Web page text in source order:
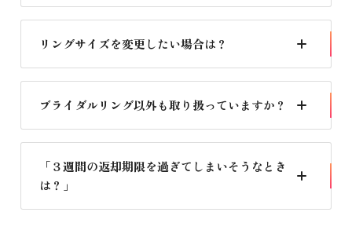
もちろん大丈夫です。できれば事前にご連絡いただけると
スムーズです。
リングサイズを変更したい場合は？
ご購入から一年以内でしたら一回まで無料で変更が可能で
す（プロポーズリングは除く）。その後は有料にて承って
おります。
ブライダルリング以外も取り扱っていますか？
ダイヤモンドやパール、各種ジュエリーを取り揃えており
ます。創業75年の老舗宝石店だからできる価格、質の良さ
には自信があります。
「３週間の返却期限を過ぎてしまいそうなとき
は？」